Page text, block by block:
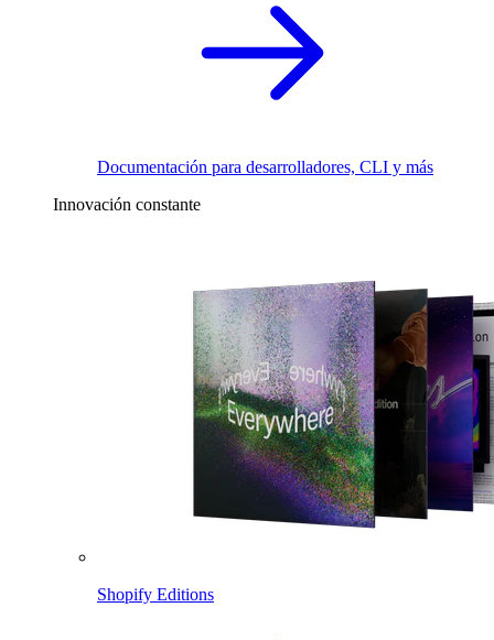
Documentación para desarrolladores, CLI y más
Innovación constante
Shopify Editions